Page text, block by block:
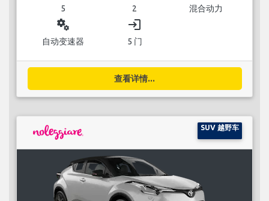
5 2 混合动力
miscellaneous_services
自动变速器
login
5 门
查看详情...
SUV 越野车